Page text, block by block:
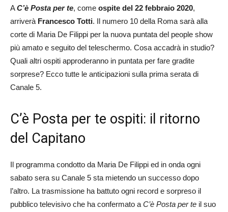
AC’è Posta per te, come ospite del 22 febbraio 2020,
arriverà Francesco Totti. Il numero 10 della Roma sarà alla
corte di Maria De Filippi per la nuova puntata del people show
più amato e seguito del teleschermo. Cosa accadrà in studio?
Quali altri ospiti approderanno in puntata per fare gradite
sorprese? Ecco tutte le anticipazioni sulla prima serata di
Canale 5.
C’è Posta per te ospiti: il ritorno
del Capitano
Il programma condotto da Maria De Filippi ed in onda ogni
sabato sera su Canale 5 sta mietendo un successo dopo
l’altro. La trasmissione ha battuto ogni record e sorpreso il
pubblico televisivo che ha confermato a C’è Posta per te il suo